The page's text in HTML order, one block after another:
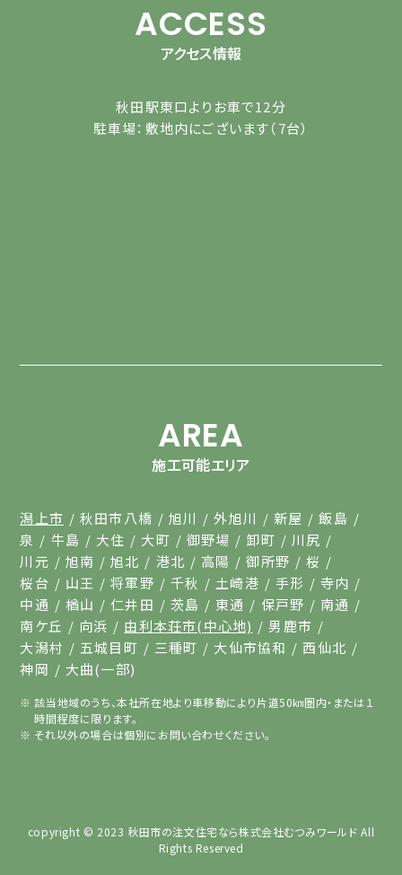
ACCESS
アクセス情報
秋田駅東口よりお車で12分
駐車場：敷地内にございます（7台）
AREA
施工可能エリア
潟上市 秋田市八橋 旭川 外旭川 新屋
飯島
泉
牛島 大住 大町 御野場 卸町
川尻
川元
旭南 旭北 港北 高陽 御所野
桜
桜台
山王 将軍野 千秋 土崎港 手形
寺内
中通
楢山 仁井田 茨島 東通 保戸野
南通
南ケ丘
向浜 由利本荘市(中心地)
男鹿市
大潟村
五城目町 三種町 大仙市協和
西仙北
神岡
大曲(一部)
該当地域のうち、本社所在地より車移動により片道50㎞圏内・または１
時間程度に限ります。
それ以外の場合は個別にお問い合わせください。
copyright © 2023 秋田市の注文住宅なら株式会社むつみワールド All
Rights Reserved